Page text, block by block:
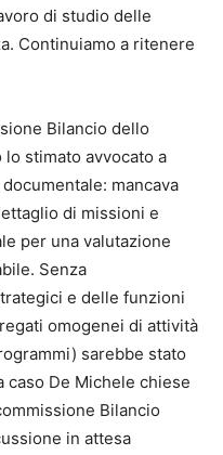
di studio delle
Continuiamo a ritenere
Bilancio dello
stimato avvocato a
mancava
di missioni e
per una valutazione
Senza
e delle funzioni
omogenei di attività
sarebbe stato
caso De Michele chiese
Bilancio
in attesa